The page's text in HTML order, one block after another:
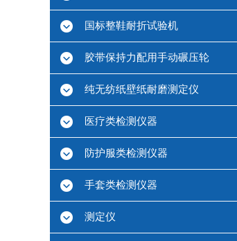
国标整鞋耐折试验机
胶带保持力配用手动碾压轮
纯无纺纸壁纸耐磨测定仪
医疗类检测仪器
防护服类检测仪器
手套类检测仪器
测定仪